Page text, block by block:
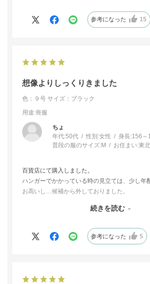
ワンピースも前開きで60代70代でも綺麗に着
これなら何処に出ても恥ずかしくない一着だと
参考になった 15
想像よりしっくりきました
色：９号 サイズ：ブラック
用途:喪服
ちょ
年代:50代 性別:女性 身長:156～
普段の服のサイズ:M お住まい:東北
百貨店にて購入しました。
ハンガーでかかっている時の見立ては、少し年
お高いし…候補から外しておりました。
メージがくつがえされました。地味にはならず
ました。強いてあげるならば、ワンピースの方
の少しですが気になりました。でもいい買い物
続きを読む
参考になった 5